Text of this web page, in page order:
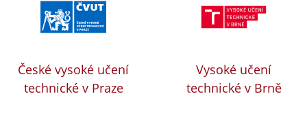
České vysoké učení
technické v Praze
Vysoké učení
technické v Brně